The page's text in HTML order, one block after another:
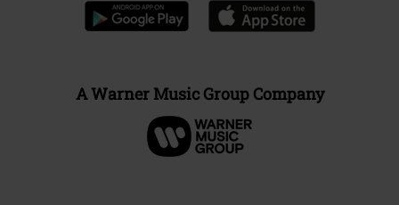
A Warner Music Group Company